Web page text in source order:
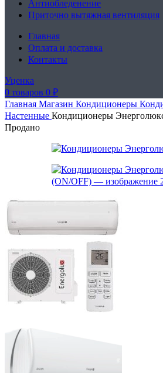
Антиобледенение
Приточно вытяжная вентиляция
Главная
Оплата и доставка
Контакты
Уценка
0 товаров 0 ₽
Главная Магазин Кондиционеры
Настенные Кондиционеры
Продано